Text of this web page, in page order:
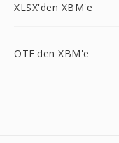
XLSX'den XBM'e
OTF'den XBM'e